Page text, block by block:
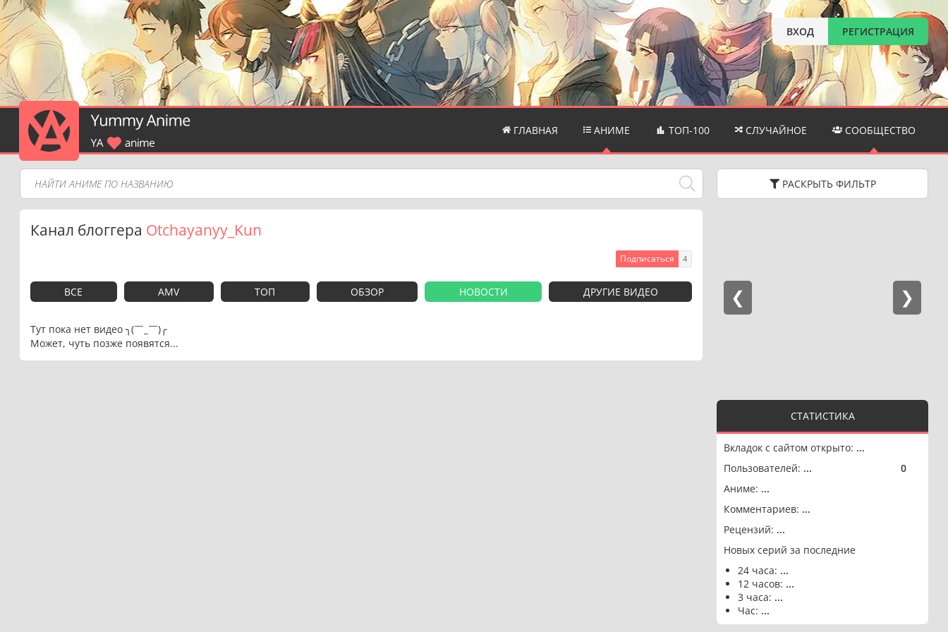
ВХОД РЕГИСТРАЦИЯ
ГЛАВНАЯ АНИМЕ ТОП-100 СЛУЧАЙНОЕ СООБЩЕСТВО
РАСКРЫТЬ ФИЛЬТР
СТАТИСТИКА
Вкладок с сайтом открыто: ...
Пользователей: ... 0
Аниме: ...
Комментариев: ...
Рецензий: ...
Новых серий за последние
24 часа: ...
12 часов: ...
3 часа: ...
Час: ...
Канал блоггера Otchayanyy_Kun
Подписаться 4
ВСЕ AMV ТОП ОБЗОР НОВОСТИ ДРУГИЕ ВИДЕО
Тут пока нет видео ╮(￣_￣)╭
Может, чуть позже появятся...